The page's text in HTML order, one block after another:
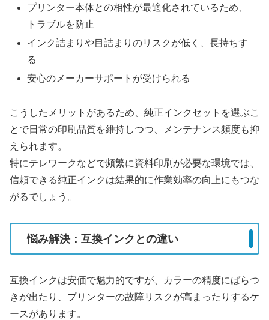
プリンター本体との相性が最適化されているため、
トラブルを防止
インク詰まりや目詰まりのリスクが低く、長持ちす
る
安心のメーカーサポートが受けられる
こうしたメリットがあるため、純正インクセットを選ぶこ
とで日常の印刷品質を維持しつつ、メンテナンス頻度も抑
えられます。
特にテレワークなどで頻繁に資料印刷が必要な環境では、
信頼できる純正インクは結果的に作業効率の向上にもつな
がるでしょう。
悩み解決：互換インクとの違い
互換インクは安価で魅力的ですが、カラーの精度にばらつ
きが出たり、プリンターの故障リスクが高まったりするケ
ースがあります。